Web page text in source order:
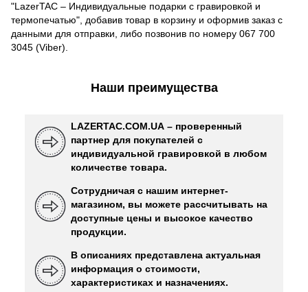
"LazerTAC – Индивидуальные подарки с гравировкой и
термопечатью", добавив товар в корзину и оформив заказ с
данными для отправки, либо позвонив по номеру 067 700
3045 (Viber).
Наши преимущества
LAZERTAC.COM.UA – проверенный
партнер для покупателей с
индивидуальной гравировкой в ​​любом
количестве товара.
Сотрудничая с нашим интернет-
магазином, вы можете рассчитывать на
доступные цены и высокое качество
продукции.
В описаниях представлена ​​актуальная
информация о стоимости,
характеристиках и назначениях.